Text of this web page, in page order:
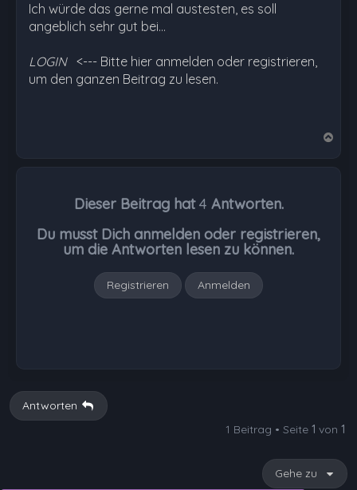
Ich würde das gerne mal austesten, es soll
angeblich sehr gut bei…
LOGIN <--- Bitte hier anmelden oder registrieren,
um den ganzen Beitrag zu lesen.
Dieser Beitrag hat4 Antworten.
Du musst Dich anmelden oder registrieren,
um die Antworten lesen zu können.
Registrieren Anmelden
Antworten
1 Beitrag • Seite 1 von 1
Gehe zu